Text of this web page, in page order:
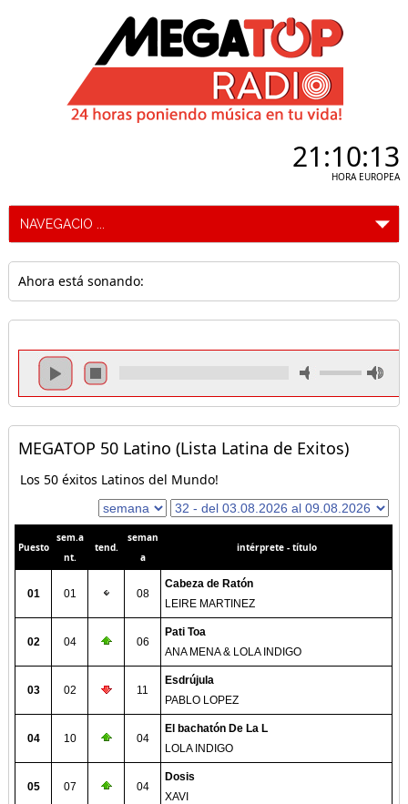
21:10:14
HORA EUROPEA
Ahora está sonando:
MEGATOP 50 Latino (Lista Latina de Exitos)
Los 50 éxitos Latinos del Mundo!
Puesto
sem.a
nt.
tend.
seman
a
intérprete - título
01 01 08
Cabeza de Ratón
LEIRE MARTINEZ
02 04 06
Pati Toa
ANA MENA & LOLA INDIGO
03 02 11
Esdrújula
PABLO LOPEZ
04 10 04
El bachatón De La L
LOLA INDIGO
05 07 04
Dosis
XAVI